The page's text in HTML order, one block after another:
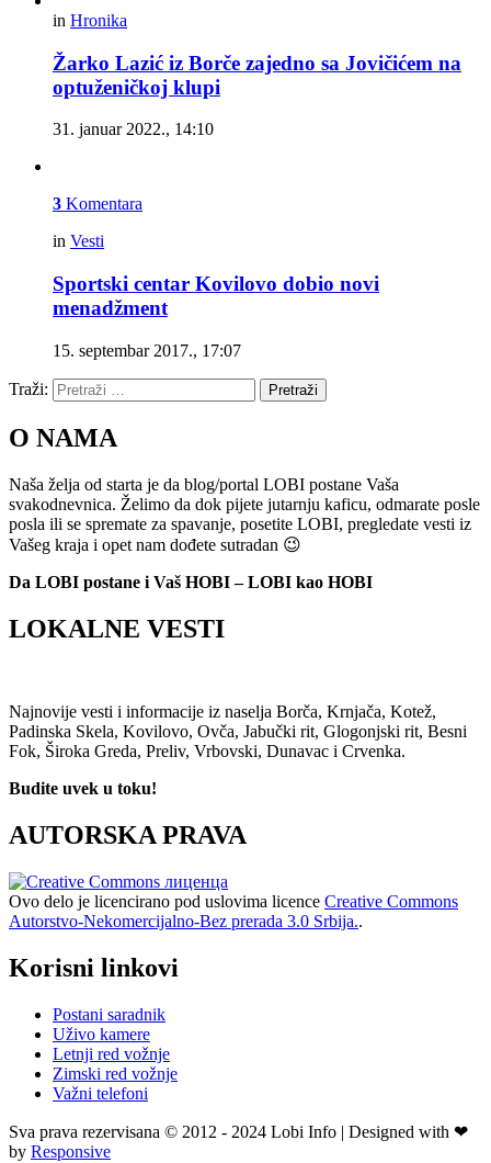
in Hronika
Žarko Lazić iz Borče zajedno sa Jovičićem na
optuženičkoj klupi
31. januar 2022., 14:10
3 Komentara
in Vesti
Sportski centar Kovilovo dobio novi
menadžment
15. septembar 2017., 17:07
Traži: Pretraži
O NAMA
Naša želja od starta je da blog/portal LOBI postane Vaša
svakodnevnica. Želimo da dok pijete jutarnju kaficu, odmarate posle
posla ili se spremate za spavanje, posetite LOBI, pregledate vesti iz
Vašeg kraja i opet nam dođete sutradan 😉
Da LOBI postane i Vaš HOBI – LOBI kao HOBI
LOKALNE VESTI
Najnovije vesti i informacije iz naselja Borča, Krnjača, Kotež,
Padinska Skela, Kovilovo, Ovča, Jabučki rit, Glogonjski rit, Besni
Fok, Široka Greda, Preliv, Vrbovski, Dunavac i Crvenka.
Budite uvek u toku!
AUTORSKA PRAVA
Ovo delo je licencirano pod uslovima licence Creative Commons
Autorstvo-Nekomercijalno-Bez prerada 3.0 Srbija..
Korisni linkovi
Postani saradnik
Uživo kamere
Letnji red vožnje
Zimski red vožnje
Važni telefoni
Sva prava rezervisana © 2012 - 2024 Lobi Info | Designed with ❤
by Responsive